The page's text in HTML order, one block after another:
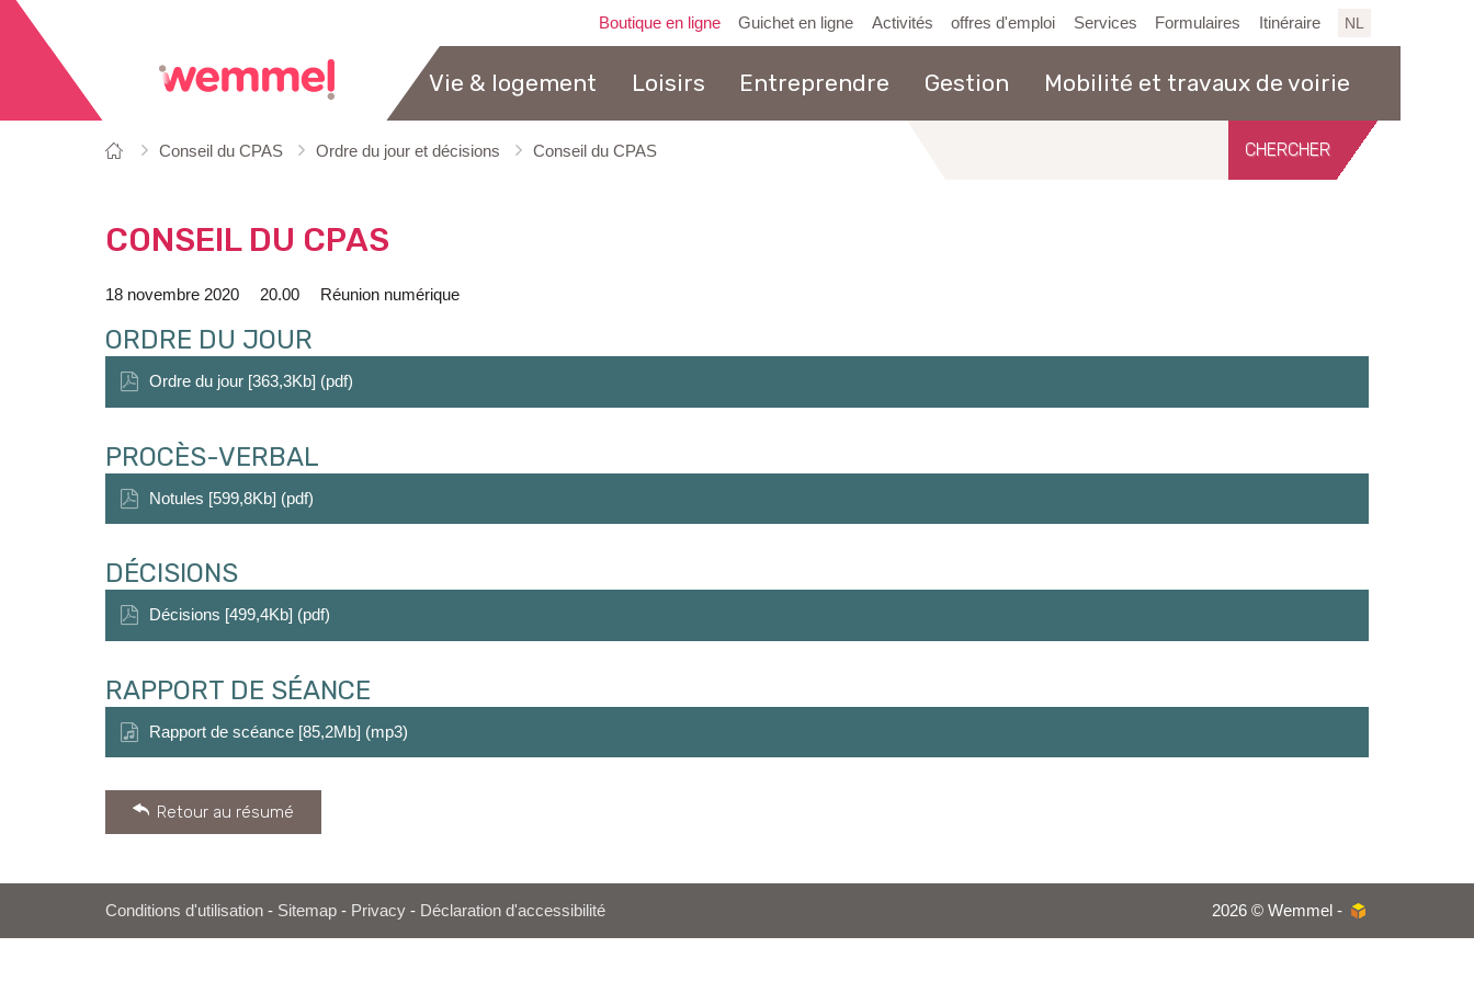
Boutique en ligne Guichet en ligne Activités offres d'emploi Services Formulaires Itinéraire NL
Vie & logement Loisirs Entreprendre Gestion Mobilité et travaux de voirie
êtes
Page
Conseil du CPAS Ordre du jour et décisions Conseil du CPAS
CONSEIL DU CPAS
18 novembre 2020 20.00 Réunion numérique
ORDRE DU JOUR
Ordre du jour [363,3Kb] (pdf)
PROCÈS-VERBAL
Notules [599,8Kb] (pdf)
DÉCISIONS
Décisions [499,4Kb] (pdf)
RAPPORT DE SÉANCE
Rapport de scéance [85,2Mb] (mp3)
Retour au résumé
Conditions d'utilisation - Sitemap - Privacy - Déclaration d'accessibilité 2026 © Wemmel -